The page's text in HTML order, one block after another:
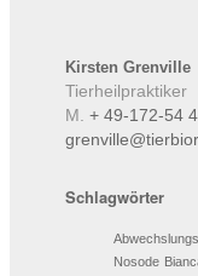
Kirsten Grenville
Tierheilpraktiker
M. + 49-172-54
Schlagwörter
Nosode